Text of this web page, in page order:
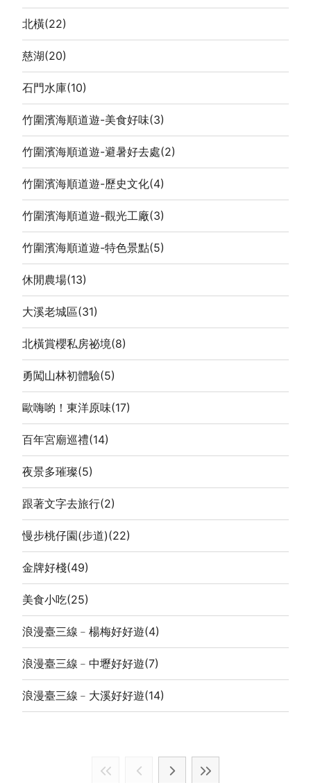
北橫(22)
慈湖(20)
石門水庫(10)
竹圍濱海順道遊-美食好味(3)
竹圍濱海順道遊-避暑好去處(2)
竹圍濱海順道遊-歷史文化(4)
竹圍濱海順道遊-觀光工廠(3)
竹圍濱海順道遊-特色景點(5)
休閒農場(13)
大溪老城區(31)
北橫賞櫻私房祕境(8)
勇闖山林初體驗(5)
歐嗨喲！東洋原味(17)
百年宮廟巡禮(14)
夜景多璀璨(5)
跟著文字去旅行(2)
慢步桃仔園(步道)(22)
金牌好棧(49)
美食小吃(25)
浪漫臺三線﹣楊梅好好遊(4)
浪漫臺三線﹣中壢好好遊(7)
浪漫臺三線﹣大溪好好遊(14)